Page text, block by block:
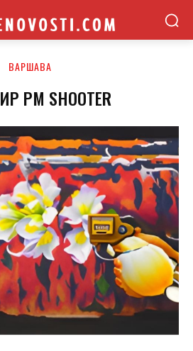
ВАРШАВА
PM SHOOTER